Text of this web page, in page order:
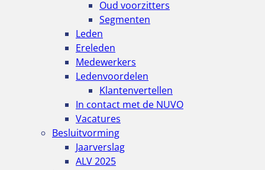
Oud voorzitters
Segmenten
Leden
Ereleden
Medewerkers
Ledenvoordelen
Klantenvertellen
In contact met de NUVO
Vacatures
Besluitvorming
Jaarverslag
ALV 2025